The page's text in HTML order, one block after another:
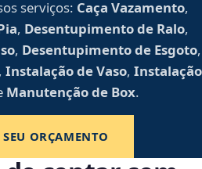
serviços: Caça Vazamento,
, Desentupimento de Ralo,
, Desentupimento de Esgoto,
, Instalação de Vaso, Instalação
Manutenção de Box.
ORÇAMENTO